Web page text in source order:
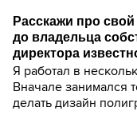
Расскажи про
до владельца
директора
Я работал в
Вначале занимался
делать дизайн